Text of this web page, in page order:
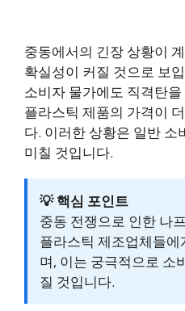
중동에서의 긴장 상황이
확실성이 커질 것으로 보
소비자 물가에도 직격탄
플라스틱 제품의 가격이
다. 이러한 상황은 일반 소
미칠 것입니다.
💡 핵심 포인트
중동 전쟁으로 인한 나
플라스틱 제조업체들
며, 이는 궁극적으로 소
질 것입니다.